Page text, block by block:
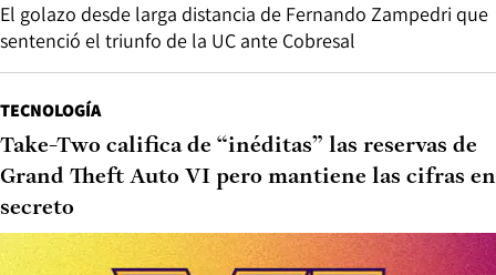
El golazo desde larga distancia de Fernando Zampedri que
sentenció el triunfo de la UC ante Cobresal
TECNOLOGÍA
Take-Two califica de “inéditas” las reservas de
Grand Theft Auto VI pero mantiene las cifras en
secreto